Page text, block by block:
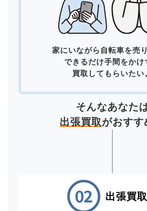
家にいながら自転車を売り
できるだけ手間をかけ
買取してもらいたい
そんなあなた
出張買取がおすす
出張買取